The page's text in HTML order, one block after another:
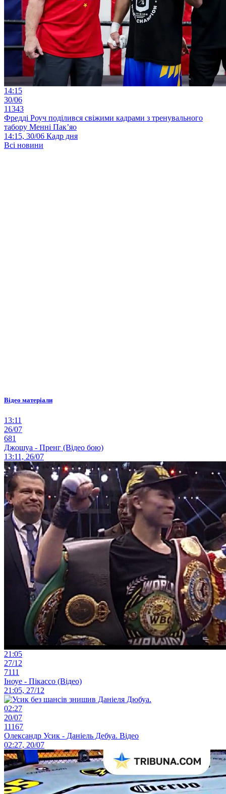
14:15
30/06
11343
Фредді Роуч поділився свіжими кадрами з тренувального
табору Менні Пак’яо
14:15, 30/06 Кадр дня
Всі новини
Відео матеріали
13:11
26/07
681
Джошуа - Пренг (Відео бою)
13:11, 26/07
21:05
27/12
7111
Іноуе - Пікассо (Відео)
21:05, 27/12
02:27
20/07
11167
Олександр Усик - Даніель Дебуа. Відео
02:27, 20/07